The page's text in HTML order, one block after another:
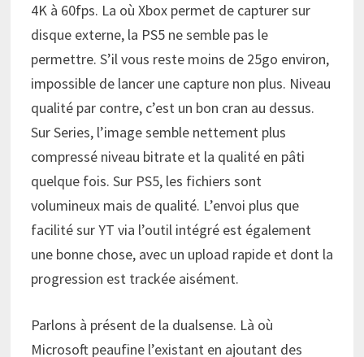
4K à 60fps. La où Xbox permet de capturer sur
disque externe, la PS5 ne semble pas le
permettre. S’il vous reste moins de 25go environ,
impossible de lancer une capture non plus. Niveau
qualité par contre, c’est un bon cran au dessus.
Sur Series, l’image semble nettement plus
compressé niveau bitrate et la qualité en pâti
quelque fois. Sur PS5, les fichiers sont
volumineux mais de qualité. L’envoi plus que
facilité sur YT via l’outil intégré est également
une bonne chose, avec un upload rapide et dont la
progression est trackée aisément.
Parlons à présent de la dualsense. Là où
Microsoft peaufine l’existant en ajoutant des